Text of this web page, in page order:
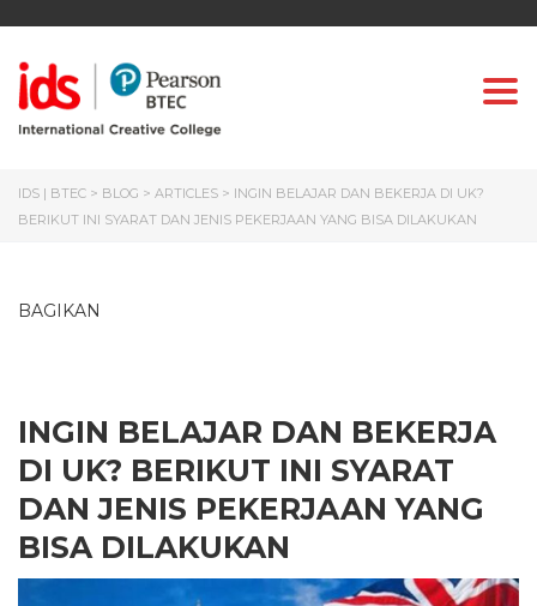
IDS | BTEC > BLOG > ARTICLES > INGIN BELAJAR DAN BEKERJA DI UK?
BERIKUT INI SYARAT DAN JENIS PEKERJAAN YANG BISA DILAKUKAN
BAGIKAN
INGIN BELAJAR DAN BEKERJA
DI UK? BERIKUT INI SYARAT
DAN JENIS PEKERJAAN YANG
BISA DILAKUKAN